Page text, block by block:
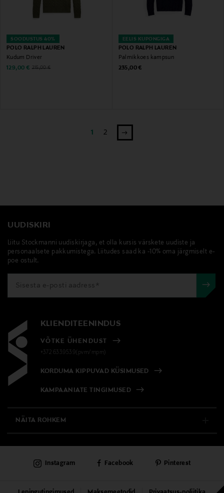
SOODUSTUS 40%
POLO RALPH LAUREN
Kudum Driver
Discounted Price
129,00 € Original Price
215,00 €
EELIS KUPONGIGA
POLO RALPH LAUREN
Palmikkoes kampsun
Original Price
235,00 €
1 2
UUDISKIRI
Liitu Stockmanni uudiskirjaga, et olla kursis värskete uudiste ja
personaalsete pakkumistega. Liitudes saad ka -10% oma järgmiselt e-
poe ostult.
KLIENDITEENINDUS
VÕTKE ÜHENDUST
+372 6339539(pvm/mpm)
KORDUMA KIPPUVAD KÜSIMUSED
KAMPAANIATE TINGIMUSED
NÄITA ROHKEM
PÜSIKLIENDITEENINDUS
KAUBAMAJAD
Instagram Facebook Pinterest